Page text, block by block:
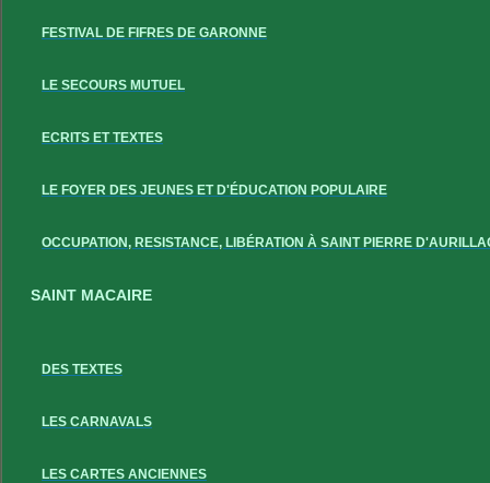
FESTIVAL DE FIFRES DE GARONNE
LE SECOURS MUTUEL
ECRITS ET TEXTES
LE FOYER DES JEUNES ET D'ÉDUCATION POPULAIRE
OCCUPATION, RESISTANCE, LIBÉRATION À SAINT PIERRE
SAINT MACAIRE
DES TEXTES
LES CARNAVALS
LES CARTES ANCIENNES